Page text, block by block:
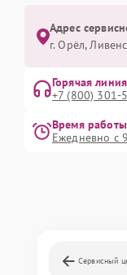
Адрес
г. Орёл,
Горячая линия
+7 (800) 301-
Время работы
Ежедневно с
Сервисный